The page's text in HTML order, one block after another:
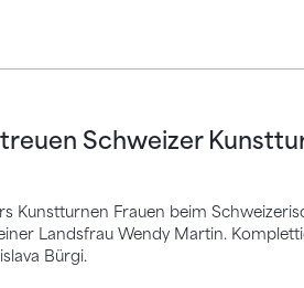
Schweizer
Kunstturnen Frauen beim
Landsfrau Wendy Martin.
Bürgi.
Schweizer Kunstturn-